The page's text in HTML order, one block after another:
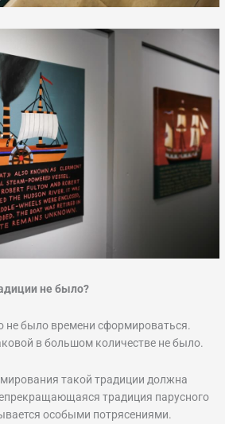
не было?
не было времени сформироваться.
в большом количестве не было.
такой традиции должна
традиция парусного
особыми потрясениями.